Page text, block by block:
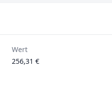
Wert
256,31 €